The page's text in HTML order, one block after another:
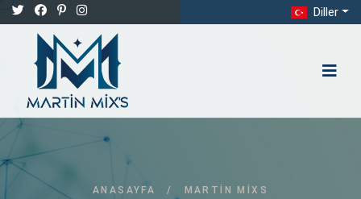
Diller
ANASAYFA / MARTIN MIXS